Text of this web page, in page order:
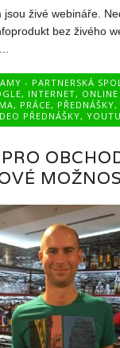
živé webináře.
bez živého
- PARTNERSKÁ
, INTERNET,
, PRÁCE, PŘEDNÁŠKY,
PŘEDNÁŠKY,